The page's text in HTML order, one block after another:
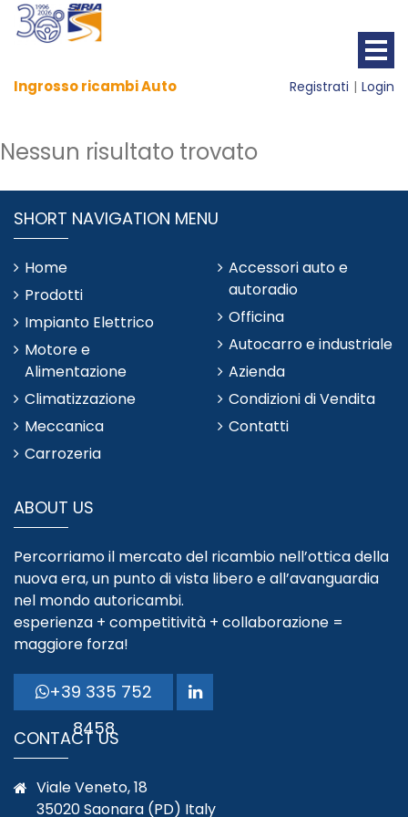
Ingrosso ricambi Auto Registrati Login
Nessun risultato trovato
SHORT NAVIGATION MENU
Home
Prodotti
Impianto Elettrico
Motore e
Alimentazione
Climatizzazione
Meccanica
Carrozeria
Accessori auto e
autoradio
Officina
Autocarro e industriale
Azienda
Condizioni di Vendita
Contatti
ABOUT US
Percorriamo il mercato del ricambio nell’ottica della
nuova era, un punto di vista libero e all’avanguardia
nel mondo autoricambi.
esperienza + competitività + collaborazione =
maggiore forza!
+39 335 752
8458
CONTACT US
Viale Veneto, 18
35020 Saonara (PD) Italy